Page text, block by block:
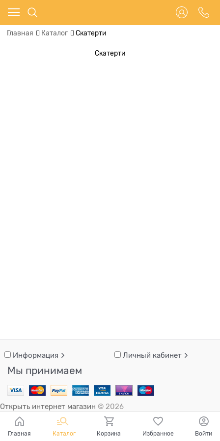
Главная Каталог Скатерти
Скатерти
Информация Личный кабинет
Мы принимаем
Открыть интернет магазин © 2026
Главная Каталог Корзина Избранное Войти